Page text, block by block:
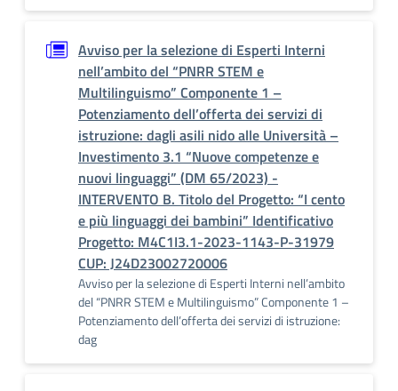
Avviso per la selezione di Esperti Interni
nell’ambito del “PNRR STEM e
Multilinguismo” Componente 1 –
Potenziamento dell’offerta dei servizi di
istruzione: dagli asili nido alle Università –
Investimento 3.1 “Nuove competenze e
nuovi linguaggi” (DM 65/2023) -
INTERVENTO B. Titolo del Progetto: “I cento
e più linguaggi dei bambini” Identificativo
Progetto: M4C1I3.1-2023-1143-P-31979
CUP: J24D23002720006
Avviso per la selezione di Esperti Interni nell’ambito
del “PNRR STEM e Multilinguismo” Componente 1 –
Potenziamento dell’offerta dei servizi di istruzione:
dag